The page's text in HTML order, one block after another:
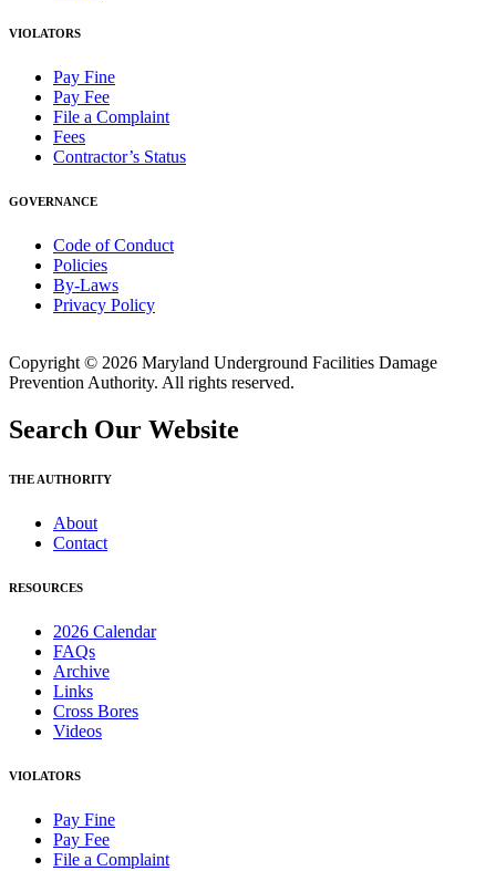
VIOLATORS
Pay Fine
Pay Fee
File a Complaint
Fees
Contractor’s Status
GOVERNANCE
Code of Conduct
Policies
By-Laws
Privacy Policy
Copyright © 2026 Maryland Underground Facilities Damage
Prevention Authority. All rights reserved.
Search Our Website
THE AUTHORITY
About
Contact
RESOURCES
2026 Calendar
FAQs
Archive
Links
Cross Bores
Videos
VIOLATORS
Pay Fine
Pay Fee
File a Complaint